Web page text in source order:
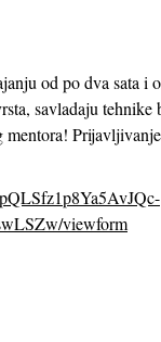
od po dva sata
savladaju
viewform